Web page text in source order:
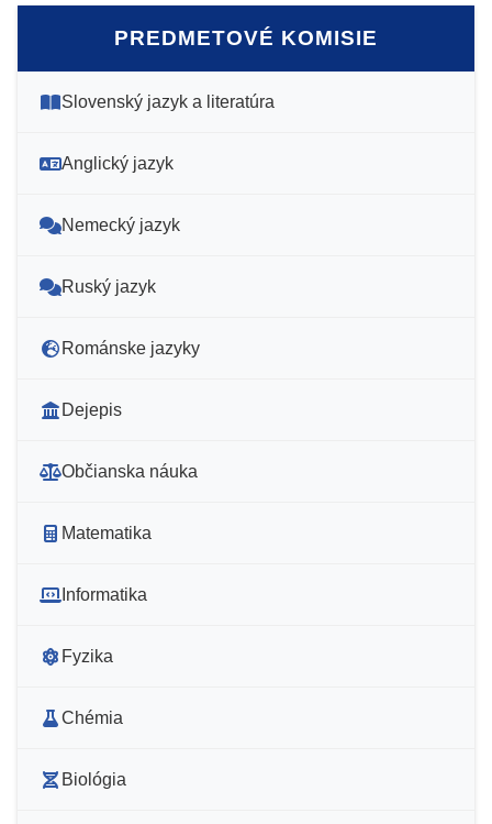
PREDMETOVÉ KOMISIE
Slovenský jazyk a literatúra
Anglický jazyk
Nemecký jazyk
Ruský jazyk
Románske jazyky
Dejepis
Občianska náuka
Matematika
Informatika
Fyzika
Chémia
Biológia